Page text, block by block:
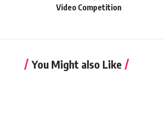
Video Competition
You Might also Like